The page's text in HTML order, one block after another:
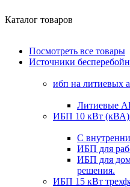
Каталог товаров
Посмотреть все товары
Источники
ибп на литиевых
Литиевые
ИБП 10 кВт (кВА)
С
ИБП для
ИБП для
решения.
ИБП 15 кВт